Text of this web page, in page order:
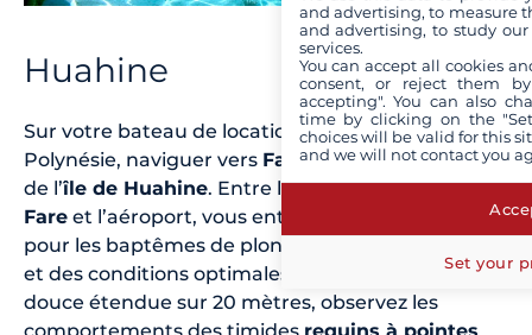
Huahine
Sur votre bateau de location au milieu de la
Polynésie, naviguer vers Fa’a Mitiau nord ouest
de l’île de Huahine. Entre le village principal de
Fare et l’aéroport, vous entrez dans le site parfait
pour les baptêmes de plongée, avec peu de houle
et des conditions optimales. Avec une pente
douce étendue sur 20 mètres, observez les
and advertising, to measure
and advertising, to study
services.
You can accept all cookies
consent, or reject them
accepting". You can also
time by clicking on the
choices will be valid for this
and we will not contact you
Set your